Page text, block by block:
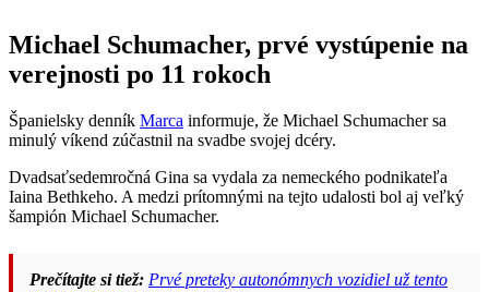
Michael Schumacher, prvé vystúpenie na
verejnosti po 11 rokoch
Španielsky denník Marca informuje, že Michael Schumacher sa
minulý víkend zúčastnil na svadbe svojej dcéry.
Dvadsaťsedemročná Gina sa vydala za nemeckého podnikateľa
Iaina Bethkeho. A medzi prítomnými na tejto udalosti bol aj veľký
šampión Michael Schumacher.
Prečítajte si tiež: Prvé preteky autonómnych vozidiel už tento